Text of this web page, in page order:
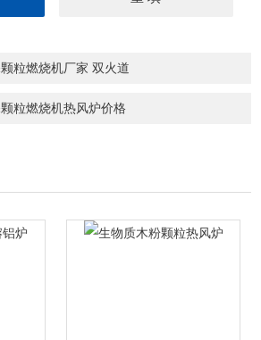
粒燃烧机厂家 双火道
粒燃烧机热风炉价格